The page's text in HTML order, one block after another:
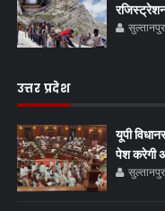
उत्तर प्रदेश
यूपी
पेश करेगी